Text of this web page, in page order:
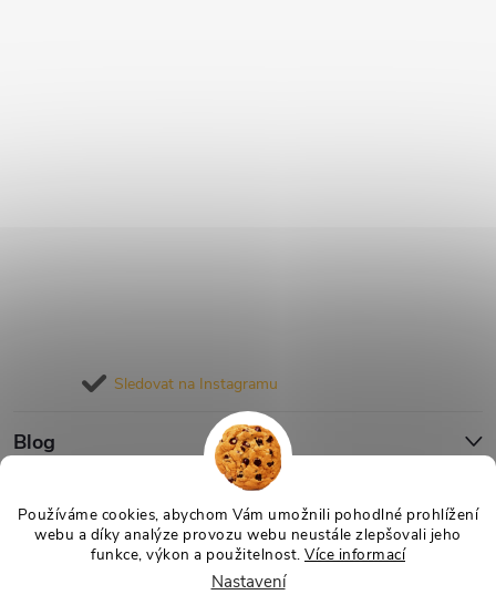
Používáme cookies, abychom Vám umožnili pohodlné prohlížení
webu a díky analýze provozu webu neustále zlepšovali jeho
funkce, výkon a použitelnost. Více informací
Nastavení
Sledovat na Instagramu
Blog
Informace pro vás
Nejlevnější Výživa. Všechna práva vyhrazena.